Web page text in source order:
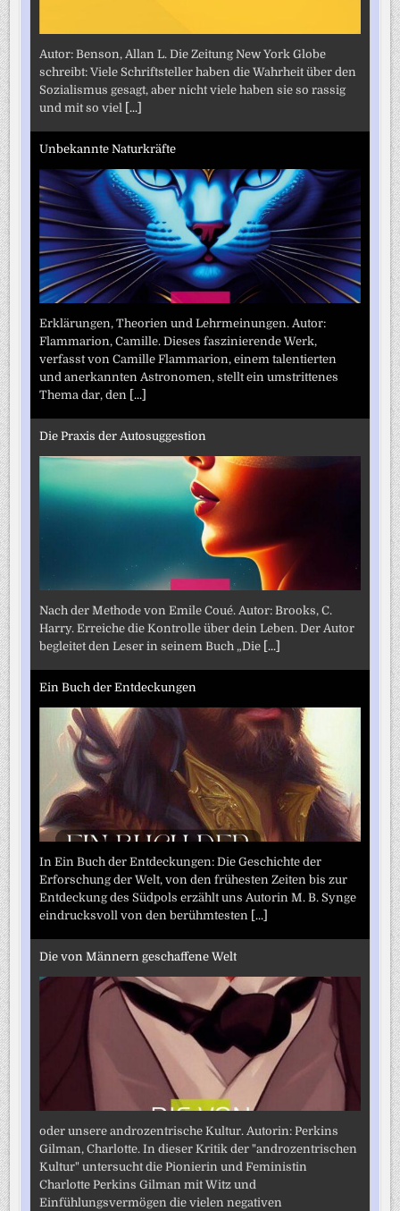
Autor: Benson, Allan L. Die Zeitung New York Globe
schreibt: Viele Schriftsteller haben die Wahrheit über den
Sozialismus gesagt, aber nicht viele haben sie so rassig
und mit so viel [...]
Unbekannte Naturkräfte
Erklärungen, Theorien und Lehrmeinungen. Autor:
Flammarion, Camille. Dieses faszinierende Werk,
verfasst von Camille Flammarion, einem talentierten
und anerkannten Astronomen, stellt ein umstrittenes
Thema dar, den [...]
Die Praxis der Autosuggestion
Nach der Methode von Emile Coué. Autor: Brooks, C.
Harry. Erreiche die Kontrolle über dein Leben. Der Autor
begleitet den Leser in seinem Buch „Die [...]
Ein Buch der Entdeckungen
In Ein Buch der Entdeckungen: Die Geschichte der
Erforschung der Welt, von den frühesten Zeiten bis zur
Entdeckung des Südpols erzählt uns Autorin M. B. Synge
eindrucksvoll von den berühmtesten [...]
Die von Männern geschaffene Welt
oder unsere androzentrische Kultur. Autorin: Perkins
Gilman, Charlotte. In dieser Kritik der "androzentrischen
Kultur" untersucht die Pionierin und Feministin
Charlotte Perkins Gilman mit Witz und
Einfühlungsvermögen die vielen negativen